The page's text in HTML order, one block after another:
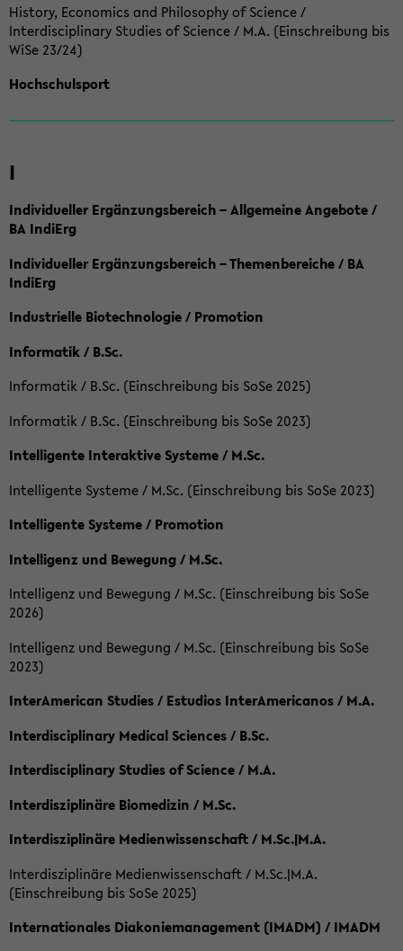
History, Economics and Philosophy of Science /
Interdisciplinary Studies of Science / M.A. (Einschreibung bis
WiSe 23/24)
Hochschulsport
I
Individueller Ergänzungsbereich – Allgemeine Angebote /
BA IndiErg
Individueller Ergänzungsbereich – Themenbereiche / BA
IndiErg
Industrielle Biotechnologie / Promotion
Informatik / B.Sc.
Informatik / B.Sc. (Einschreibung bis SoSe 2025)
Informatik / B.Sc. (Einschreibung bis SoSe 2023)
Intelligente Interaktive Systeme / M.Sc.
Intelligente Systeme / M.Sc. (Einschreibung bis SoSe 2023)
Intelligente Systeme / Promotion
Intelligenz und Bewegung / M.Sc.
Intelligenz und Bewegung / M.Sc. (Einschreibung bis SoSe
2026)
Intelligenz und Bewegung / M.Sc. (Einschreibung bis SoSe
2023)
InterAmerican Studies / Estudios InterAmericanos / M.A.
Interdisciplinary Medical Sciences / B.Sc.
Interdisciplinary Studies of Science / M.A.
Interdisziplinäre Biomedizin / M.Sc.
Interdisziplinäre Medienwissenschaft / M.Sc.|M.A.
Interdisziplinäre Medienwissenschaft / M.Sc.|M.A.
(Einschreibung bis SoSe 2025)
Internationales Diakoniemanagement (IMADM) / IMADM